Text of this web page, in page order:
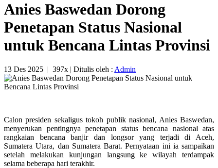
Anies Baswedan Dorong
Penetapan Status Nasional
untuk Bencana Lintas Provinsi
13 Des 2025 | 397x | Ditulis oleh : Admin
Calon presiden sekaligus tokoh publik nasional, Anies Baswedan,
menyerukan pentingnya penetapan status bencana nasional atas
rangkaian bencana banjir dan longsor yang terjadi di Aceh,
Sumatera Utara, dan Sumatera Barat. Pernyataan ini ia sampaikan
setelah melakukan kunjungan langsung ke wilayah terdampak
selama beberapa hari terakhir.